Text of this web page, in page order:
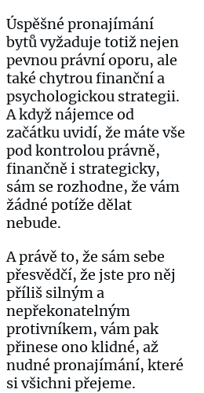
Úspěšné pronajímání
bytů vyžaduje totiž nejen
pevnou právní oporu, ale
také chytrou finanční a
psychologickou strategii.
A když nájemce od
začátku uvidí, že máte vše
pod kontrolou právně,
finančně i strategicky,
sám se rozhodne, že vám
žádné potíže dělat
nebude.
A právě to, že sám sebe
přesvědčí, že jste pro něj
příliš silným a
nepřekonatelným
protivníkem, vám pak
přinese ono klidné, až
nudné pronajímání, které
si všichni přejeme.